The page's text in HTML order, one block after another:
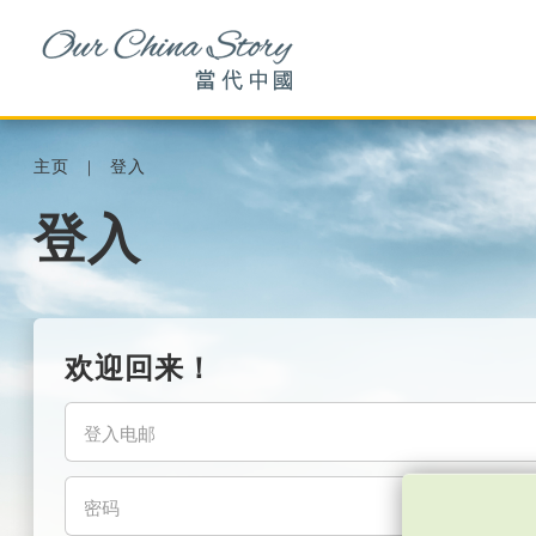
主页 登入
登入
欢迎回来！